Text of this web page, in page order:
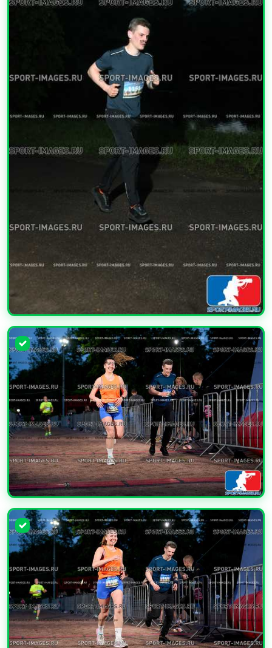
УВЕЛИЧИТЬ
УВЕЛИЧИТЬ